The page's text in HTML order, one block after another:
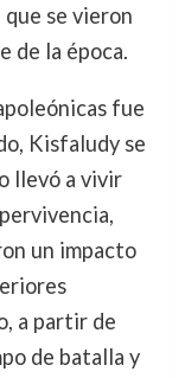
se vieron
de la época.
fue
Kisfaludy se
llevó a vivir
un impacto
a partir de
de batalla y